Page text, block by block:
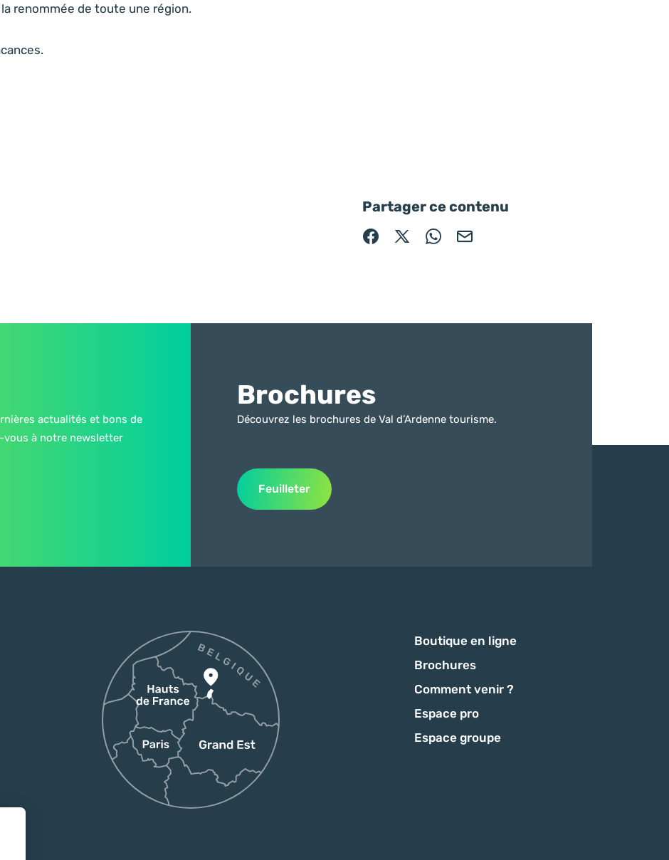
renommée de toute une région.
Partager ce contenu
Partager sur Facebook (nouvelle fenêtre)
Partager sur X / Twitter (nouvelle fenêtre)
Partager sur WhatsApp
Partager par mail
actualités et bons de
vous à notre newsletter
Brochures
Découvrez les brochures de Val d’Ardenne tourisme.
Feuilleter
Boutique en ligne
Brochures
Comment venir ?
Espace pro
Espace groupe